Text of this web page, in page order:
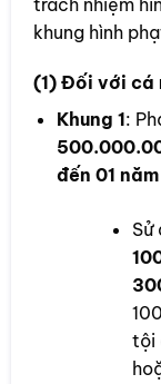
khung hình
(1) Đối với cá
Khung 1:
đến 01 năm
Sử
tội